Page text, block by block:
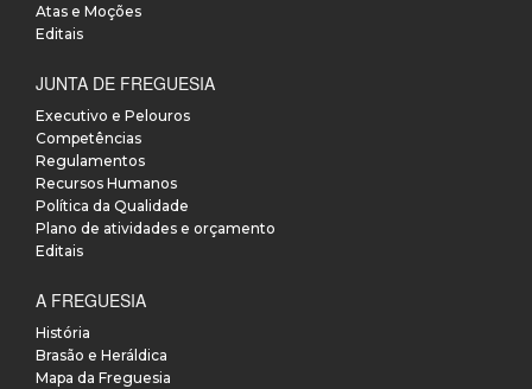
Atas e Moções
Editais
JUNTA DE FREGUESIA
Executivo e Pelouros
Competências
Regulamentos
Recursos Humanos
Política da Qualidade
Plano de atividades e orçamento
Editais
A FREGUESIA
História
Brasão e Heráldica
Mapa da Freguesia